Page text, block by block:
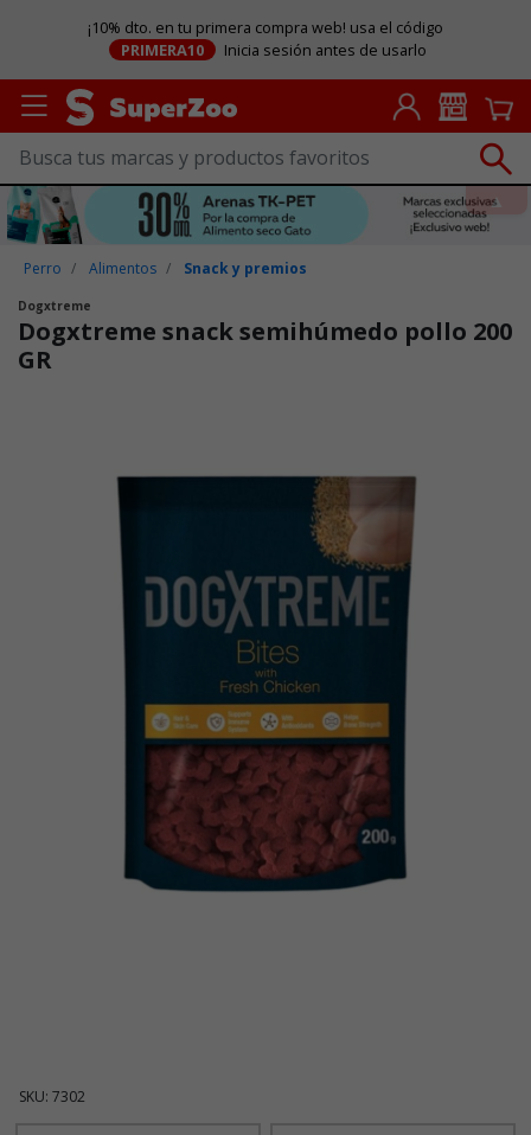
¡10% dto. en tu primera compra web! usa el código
PRIMERA10
Inicia sesión antes de usarlo
Perro Alimentos Snack y premios
Dogxtreme
Dogxtreme snack semihúmedo pollo 200
GR
SKU: 7302